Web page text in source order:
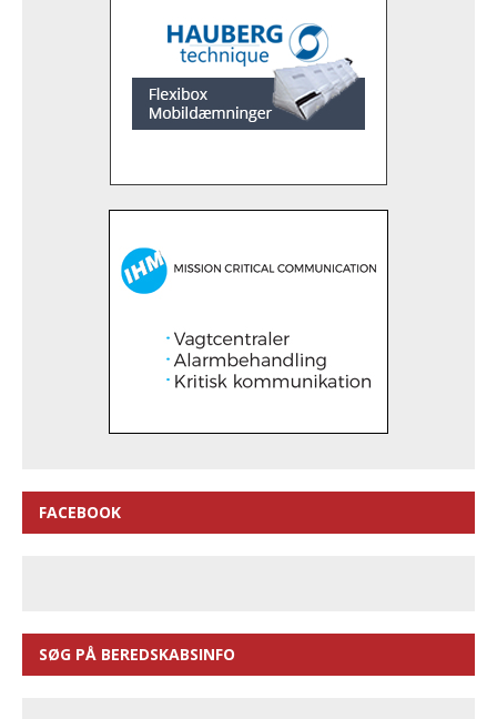
FACEBOOK
SØG PÅ BEREDSKABSINFO